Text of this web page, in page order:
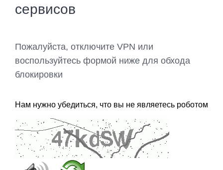
сервисов
Пожалуйста, отключите VPN или
воспользуйтесь формой ниже для обхода
блокировки
Нам нужно убедиться, что вы не являетесь роботом